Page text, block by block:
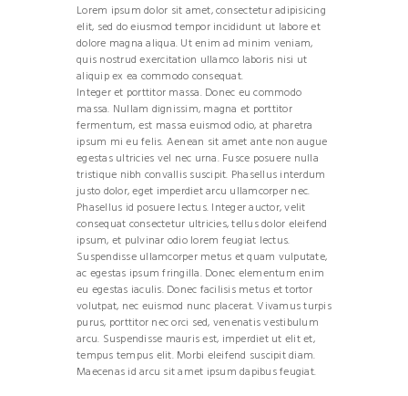
Lorem ipsum dolor sit amet, consectetur adipisicing
elit, sed do eiusmod tempor incididunt ut labore et
dolore magna aliqua. Ut enim ad minim veniam,
quis nostrud exercitation ullamco laboris nisi ut
aliquip ex ea commodo consequat.
Integer et porttitor massa. Donec eu commodo
massa. Nullam dignissim, magna et porttitor
fermentum, est massa euismod odio, at pharetra
ipsum mi eu felis. Aenean sit amet ante non augue
egestas ultricies vel nec urna. Fusce posuere nulla
tristique nibh convallis suscipit. Phasellus interdum
justo dolor, eget imperdiet arcu ullamcorper nec.
Phasellus id posuere lectus. Integer auctor, velit
consequat consectetur ultricies, tellus dolor eleifend
ipsum, et pulvinar odio lorem feugiat lectus.
Suspendisse ullamcorper metus et quam vulputate,
ac egestas ipsum fringilla. Donec elementum enim
eu egestas iaculis. Donec facilisis metus et tortor
volutpat, nec euismod nunc placerat. Vivamus turpis
purus, porttitor nec orci sed, venenatis vestibulum
arcu. Suspendisse mauris est, imperdiet ut elit et,
tempus tempus elit. Morbi eleifend suscipit diam.
Maecenas id arcu sit amet ipsum dapibus feugiat.